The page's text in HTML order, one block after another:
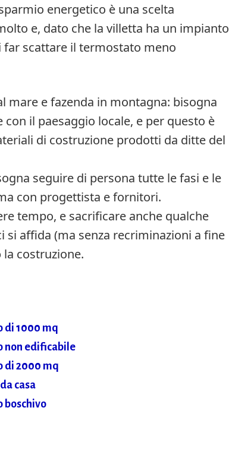
energetico è una scelta
e, dato che la villetta ha un impianto
scattare il termostato meno
mare e fazenda in montagna: bisogna
il paesaggio locale, e per questo è
di costruzione prodotti da ditte del
seguire di persona tutte le fasi e le
con progettista e fornitori.
tempo, e sacrificare anche qualche
affida (ma senza recriminazioni a fine
la costruzione.
di 1000 mq
non edificabile
di 2000 mq
casa
boschivo